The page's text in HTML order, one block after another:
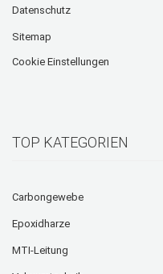
Datenschutz
Sitemap
Cookie Einstellungen
TOP KATEGORIEN
Carbongewebe
Epoxidharze
MTI-Leitung